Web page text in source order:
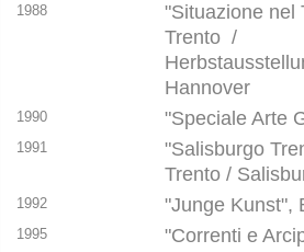
1988
"Situazione nel
Trento /
Hannover
1990 "Speciale Arte
1991
"Salisburgo
Trento /
1992 "Junge Kunst",
1995 "Correnti e